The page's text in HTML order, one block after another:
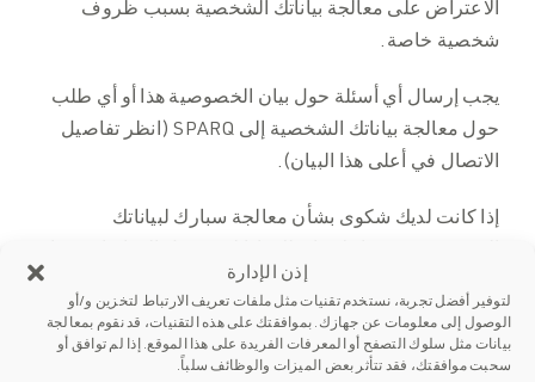
إذن الإدارة
لتوفير أفضل تجربة، نستخدم تقنيات مثل ملفات تعريف الارتباط لتخزين و/أو
الوصول إلى معلومات عن جهازك. بموافقتك على هذه التقنيات، قد نقوم بمعالجة
بيانات مثل سلوك التصفح أو المعرفات الفريدة على هذا الموقع. إذا لم توافق أو
سحبت موافقتك، فقد تتأثر بعض الميزات والوظائف سلباً.
الاعتراض على معالجة بياناتك الشخصية بسبب ظروف
شخصية خاصة.
يجب إرسال أي أسئلة حول بيان الخصوصية هذا أو أي طلب
حول معالجة بياناتك الشخصية إلى SPARQ (انظر تفاصيل
الاتصال في أعلى هذا البيان).
إذا كانت لديك شكوى بشأن معالجة سبارك لبياناتك
يحق لك تقديم شكوى إلى الجهة المنظمة للخصوصية، وهي
هيئة البيانات الشخصية. يمكنك الاتصال بهيئة البيانات
الشخصية لهذا الغرض.